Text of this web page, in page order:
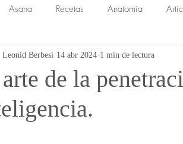
Asana Recetas Anatomía
de la
Leonid Berbesi 14 abr 2024 1 min de lectura